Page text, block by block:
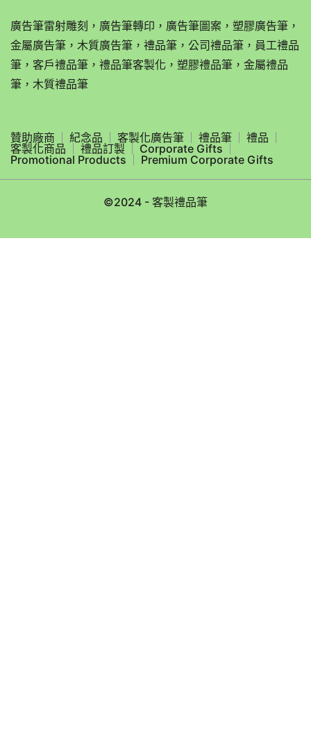
廣告筆雷射雕刻，廣告筆轉印，廣告筆圖案，塑膠廣告筆，
金屬廣告筆，木質廣告筆，禮品筆，公司禮品筆，員工禮品
筆，客戶禮品筆，禮品筆客製化，塑膠禮品筆，金屬禮品
筆，木質禮品筆
贊助廠商 紀念品 客製化廣告筆 禮品筆
禮品
客製化商品
禮品訂製
Corporate Gifts
Promotional Products
Premium Corporate Gifts
©2024 - 客製禮品筆